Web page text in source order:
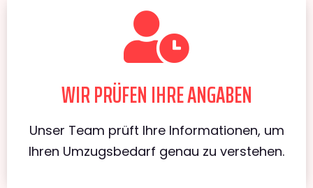
WIR PRÜFEN IHRE ANGABEN
Unser Team prüft Ihre Informationen, um
Ihren Umzugsbedarf genau zu verstehen.